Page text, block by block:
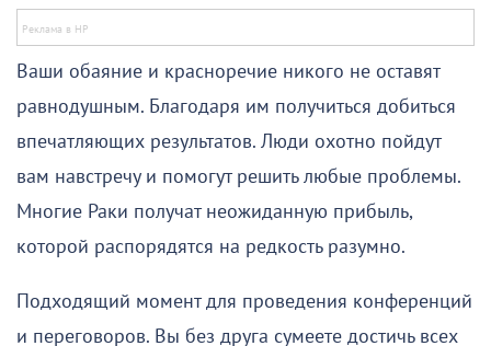
Ваши обаяние и красноречие никого не оставят
равнодушным. Благодаря им получиться добиться
впечатляющих результатов. Люди охотно пойдут
вам навстречу и помогут решить любые проблемы.
Многие Раки получат неожиданную прибыль,
которой распорядятся на редкость разумно.
Подходящий момент для проведения конференций
и переговоров. Вы без друга сумеете достичь всех